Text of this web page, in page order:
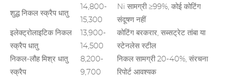
शुद्ध निकल स्क्रैप धातु
14,800-
15,300
Ni सामग्री ≥99%, कोई कोटिंग
संदूषण नहीं
इलेक्ट्रोलाइटिक निकल
स्क्रैप धातु
13,900-
14,500
कोटिंग बरकरार, सब्सट्रेट तांबा या
स्टेनलेस स्टील
निकल-लौह मिश्र धातु
स्क्रैप
8,200-
9,700
निकल सामग्री 20-40%, संरचना
रिपोर्ट आवश्यक